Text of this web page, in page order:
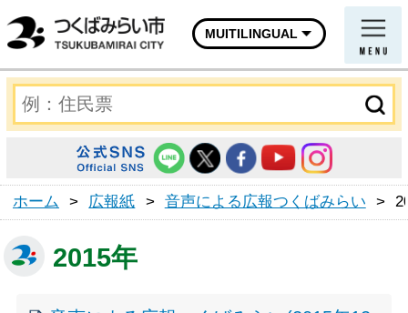
MUITILINGUAL
ホーム > 広報紙 > 音声による広報つくばみらい >
2015年